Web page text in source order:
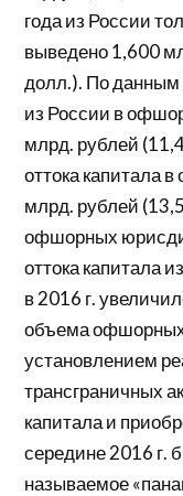
года из России
выведено 1,600
долл.). По данным
из России в
млрд. рублей
оттока капитала
млрд. рублей
офшорных
оттока капитала
в 2016 г.
объема офшорных
установлением
трансграничных
капитала и
середине 2016 г.
называемое